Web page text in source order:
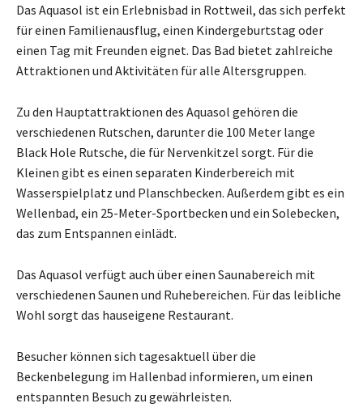
Das Aquasol ist ein Erlebnisbad in Rottweil, das sich perfekt
für einen Familienausflug, einen Kindergeburtstag oder
einen Tag mit Freunden eignet. Das Bad bietet zahlreiche
Attraktionen und Aktivitäten für alle Altersgruppen.
Zu den Hauptattraktionen des Aquasol gehören die
verschiedenen Rutschen, darunter die 100 Meter lange
Black Hole Rutsche, die für Nervenkitzel sorgt. Für die
Kleinen gibt es einen separaten Kinderbereich mit
Wasserspielplatz und Planschbecken. Außerdem gibt es ein
Wellenbad, ein 25-Meter-Sportbecken und ein Solebecken,
das zum Entspannen einlädt.
Das Aquasol verfügt auch über einen Saunabereich mit
verschiedenen Saunen und Ruhebereichen. Für das leibliche
Wohl sorgt das hauseigene Restaurant.
Besucher können sich tagesaktuell über die
Beckenbelegung im Hallenbad informieren, um einen
entspannten Besuch zu gewährleisten.